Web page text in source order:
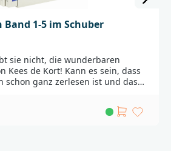
1-5 im Schuber
sie nicht, die wunderbaren
Kees de Kort! Kann es sein, dass
schon ganz zerlesen ist und dass
der sie noch nicht hat?Es
Erfolgsgeschichte, die seit